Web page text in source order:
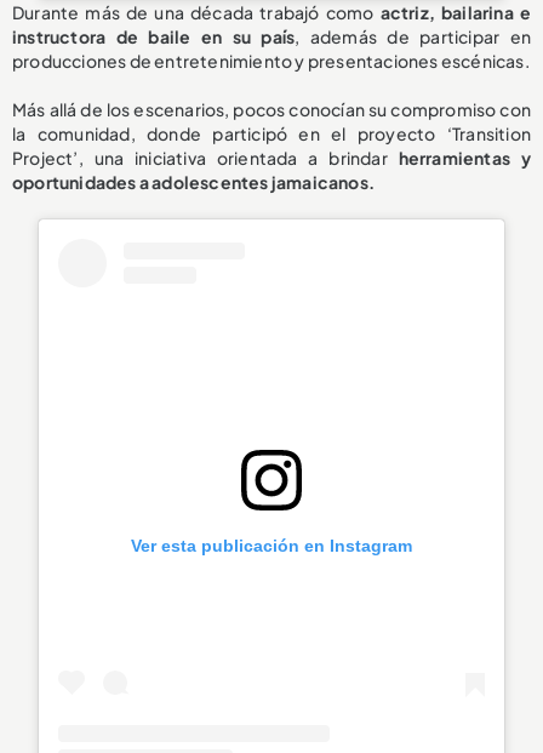
Durante más de una década trabajó como actriz, bailarina e
instructora de baile en su país, además de participar en
producciones de entretenimiento y presentaciones escénicas.
Más allá de los escenarios, pocos conocían su compromiso con
la comunidad, donde participó en el proyecto ‘Transition
Project’, una iniciativa orientada a brindar herramientas y
oportunidades a adolescentes jamaicanos.
Ver esta publicación en Instagram